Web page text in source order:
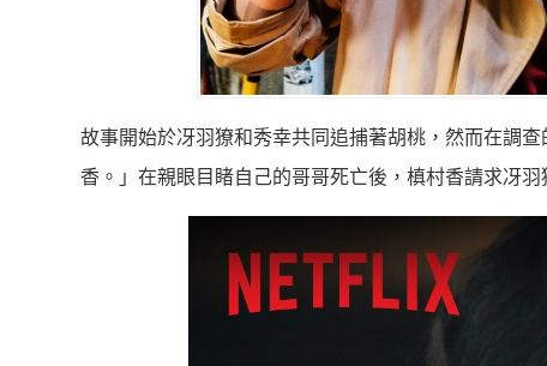
故事開始於冴羽獠和秀幸共同追捕著胡桃，然而在調
香。」在親眼目睹自己的哥哥死亡後，槙村香請求冴